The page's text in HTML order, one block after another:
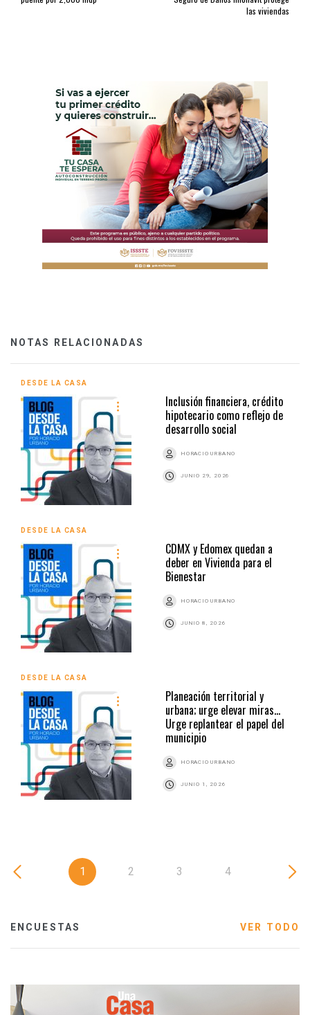
las viviendas
NOTAS RELACIONADAS
DESDE LA CASA
Inclusión financiera, crédito
hipotecario como reflejo de
desarrollo social
HORACIO URBANO
JUNIO 29, 2026
DESDE LA CASA
CDMX y Edomex quedan a
deber en Vivienda para el
Bienestar
HORACIO URBANO
JUNIO 8, 2026
DESDE LA CASA
Planeación territorial y
urbana; urge elevar miras…
Urge replantear el papel del
municipio
HORACIO URBANO
JUNIO 1, 2026
1 2 3 4
ENCUESTAS VER TODO